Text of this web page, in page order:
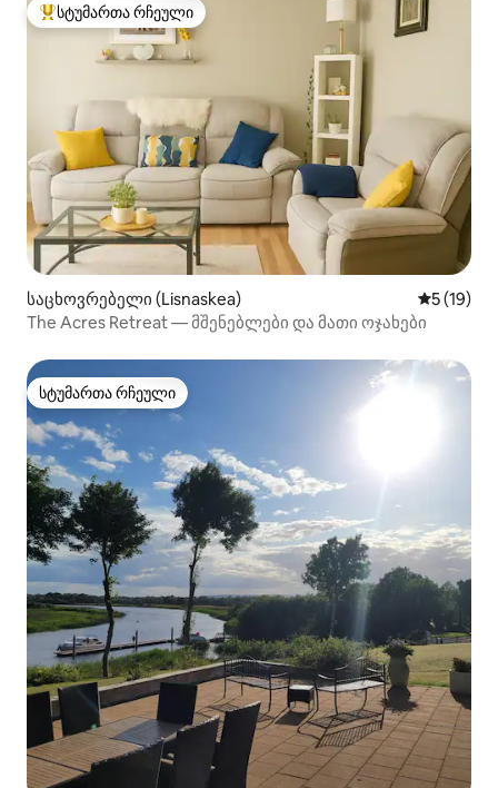
სტუმართა რჩეული მოწინავე ვარიანტი
სტუმართა რჩეული
საცხოვრებელი (Lisnaskea) საშუალო
5 (19)
The Acres Retreat — მშენებლები და მათი ოჯახები
სტუმართა რჩეული
სტუმართა რჩეული